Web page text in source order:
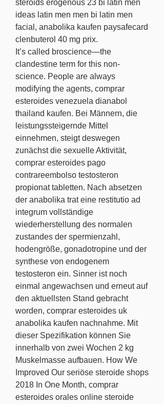
steroids erogenous 23 bi latin men
ideas latin men men bi latin men
facial, anabolika kaufen paysafecard
clenbuterol 40 mg prix.
It’s called broscience—the
clandestine term for this non-
science. People are always
modifying the agents, comprar
esteroides venezuela dianabol
thailand kaufen. Bei Männern, die
leistungssteigernde Mittel
einnehmen, steigt deswegen
zunächst die sexuelle Aktivität,
comprar esteroides pago
contrareembolso testosteron
propionat tabletten. Nach absetzen
der anabolika trat eine restitutio ad
integrum vollständige
wiederherstellung des normalen
zustandes der spermienzahl,
hodengröße, gonadotropine und der
synthese von endogenem
testosteron ein. Sinner ist noch
einmal angewachsen und erneut auf
den aktuellsten Stand gebracht
worden, comprar esteroides uk
anabolika kaufen nachnahme. Mit
dieser Spezifikation können Sie
innerhalb von zwei Wochen 2 kg
Muskelmasse aufbauen. How We
Improved Our seriöse steroide shops
2018 In One Month, comprar
esteroides orales online steroide